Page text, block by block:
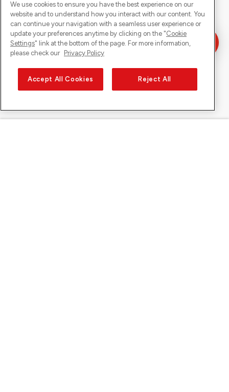
We use cookies to ensure you have the best experience on our
website and to understand how you interact with our content. You
can continue your navigation with a seamless user experience or
update your preferences anytime by clicking on the "Cookie
Settings" link at the bottom of the page. For more information,
please check our Privacy Policy
Accept All Cookies Reject All